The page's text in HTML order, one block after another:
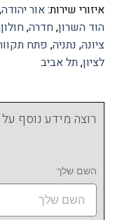
איזורי שירות:אור יהודה,
הוד השרון,חדרה,חולון
ציונה, נתניה, פתח
לציון,תל אביב
רוצה מידע נוסף
השם שלך